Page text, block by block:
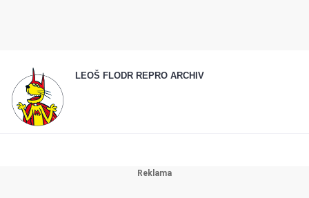
LEOŠ FLODR REPRO ARCHIV